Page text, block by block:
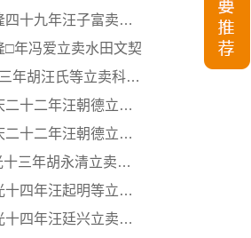
年汪子富卖水田文契
□年冯爱立卖水田文契
胡汪氏等立卖科田文契
年汪朝德立卖科田文契
年汪朝德立卖科田文契
胡永清立卖水田文契
汪起明等立卖科田文契
汪廷兴立卖水田文契